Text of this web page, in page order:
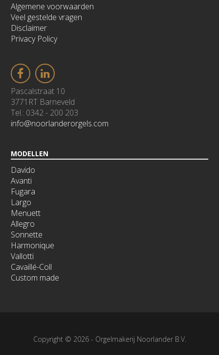
Algemene voorwaarden
Veel gestelde vragen
Disclaimer
Privacy Policy
Pascalstraat 10
3771RT Barneveld
Tel.: 0342 - 200 203
info@noorlanderorgels.com
MODELLEN
Davido
Avanti
Fugara
Largo
Menuett
Allegro
Sonnette
Harmonique
Vallotti
Cavaillé-Coll
Custom made
Copyright © 2026 - Orgelmakerij Noorlander B.V.